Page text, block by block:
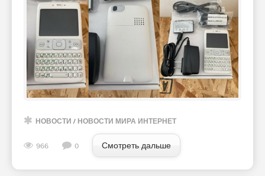
НОВОСТИ / НОВОСТИ МИРА ИНТЕРНЕТ
966 0 Смотреть дальше